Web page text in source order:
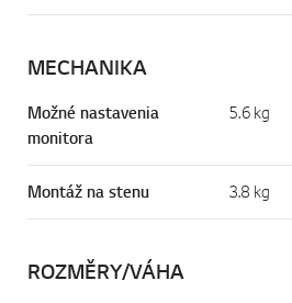
MECHANIKA
Možné nastavenia
monitora
5.6 kg
Montáž na stenu 3.8 kg
ROZMĚRY/VÁHA